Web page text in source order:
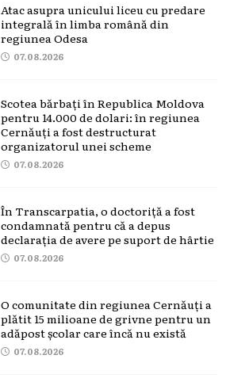
Atac asupra unicului liceu cu predare
integrală în limba română din
regiunea Odesa
07.08.2026
Scotea bărbați în Republica Moldova
pentru 14.000 de dolari: în regiunea
Cernăuți a fost destructurat
organizatorul unei scheme
07.08.2026
În Transcarpatia, o doctoriță a fost
condamnată pentru că a depus
declarația de avere pe suport de hârtie
07.08.2026
O comunitate din regiunea Cernăuți a
plătit 15 milioane de grivne pentru un
adăpost școlar care încă nu există
07.08.2026